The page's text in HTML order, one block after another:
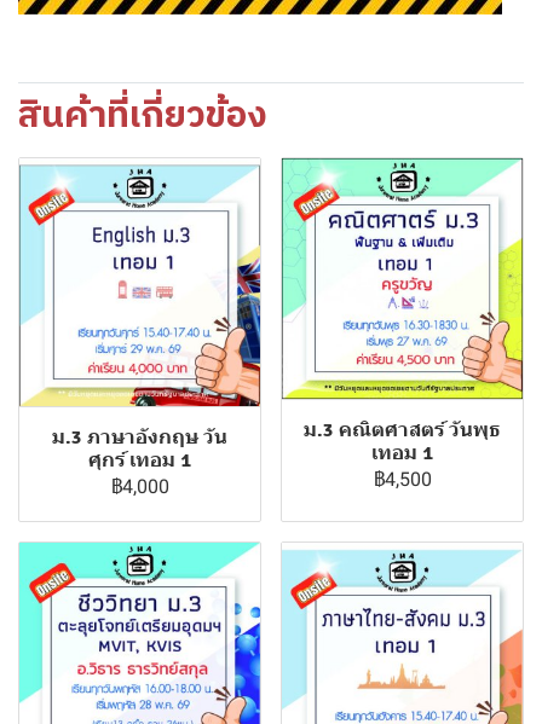
สินค้าที่เกี่ยวข้อง
ม.3 ภาษาอังกฤษ วัน
ศุกร์ เทอม 1
฿4,000
ม.3 คณิตศาสตร์ วันพุธ
เทอม 1
฿4,500